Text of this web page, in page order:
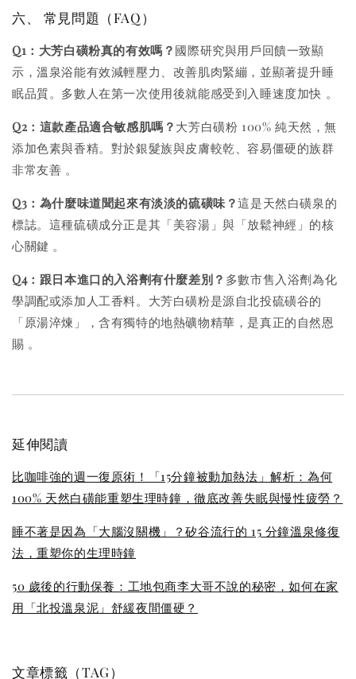
六、 常見問題（FAQ）
Q1：大芳白磺粉真的有效嗎？ 國際研究與用戶回饋一致顯
示，溫泉浴能有效減輕壓力、改善肌肉緊繃，並顯著提升睡
眠品質。多數人在第一次使用後就能感受到入睡速度加快 。
Q2：這款產品適合敏感肌嗎？ 大芳白磺粉 100% 純天然，無
添加色素與香精。對於銀髮族與皮膚較乾、容易僵硬的族群
非常友善 。
Q3：為什麼味道聞起來有淡淡的硫磺味？這是天然白磺泉的
標誌。這種硫磺成分正是其「美容湯」與「放鬆神經」的核
心關鍵 。
Q4：跟日本進口的入浴劑有什麼差別？ 多數市售入浴劑為化
學調配或添加人工香料。大芳白磺粉是源自北投硫磺谷的
「原湯淬煉」，含有獨特的地熱礦物精華，是真正的自然恩
賜 。
延伸閱讀
比咖啡強的週一復原術！「15分鐘被動加熱法」解析：為何
100% 天然白磺能重塑生理時鐘，徹底改善失眠與慢性疲勞？
睡不著是因為「大腦沒關機」？矽谷流行的 15 分鐘溫泉修復
法，重塑你的生理時鐘
50 歲後的行動保養：工地包商李大哥不說的秘密，如何在家
用「北投溫泉泥」舒緩夜間僵硬？
文章標籤（TAG）